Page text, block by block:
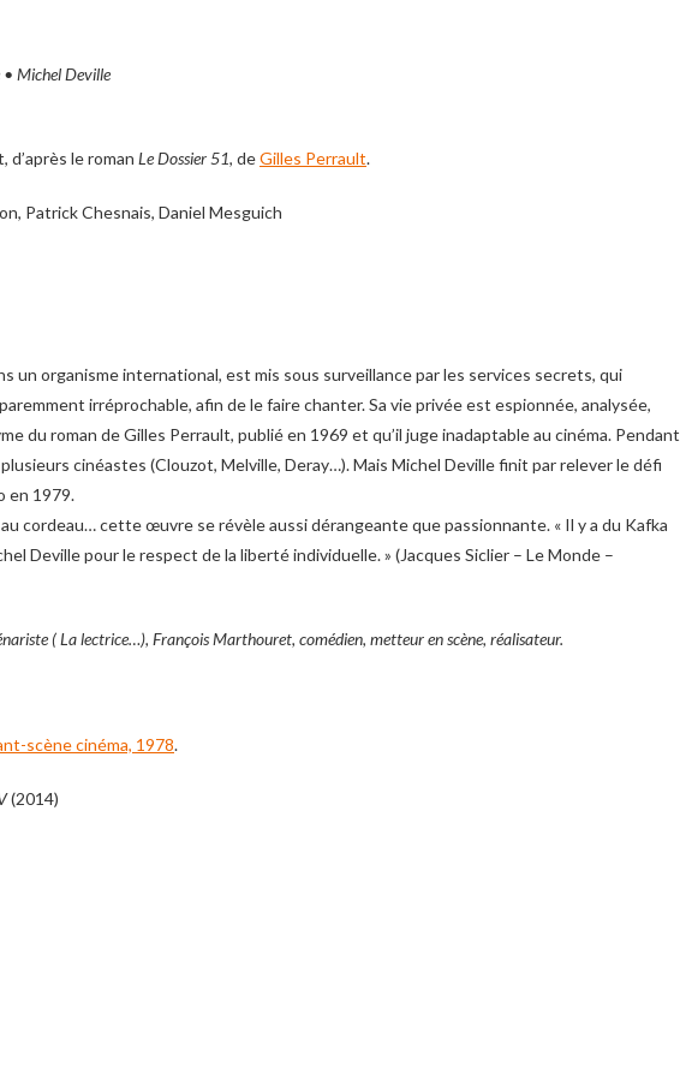
Michel Deville
d’après le roman Le Dossier 51, deGilles Perrault.
Patrick Chesnais, Daniel Mesguich
un organisme international, est mis sous surveillance par les services secrets, qui
irréprochable, afin de le faire chanter. Sa vie privée est espionnée, analysée,
du roman de Gilles Perrault, publié en 1969 et qu’il juge inadaptable au cinéma. Pendant
cinéastes (Clouzot, Melville, Deray…). Mais Michel Deville finit par relever le défi
en 1979.
cordeau… cette œuvre se révèle aussi dérangeante que passionnante. « Il y a du Kafka
Deville pour le respect de la liberté individuelle. » (Jacques Siclier – Le Monde –
( La lectrice…), François Marthouret, comédien, metteur en scène, réalisateur.
scène cinéma, 1978.
(2014)